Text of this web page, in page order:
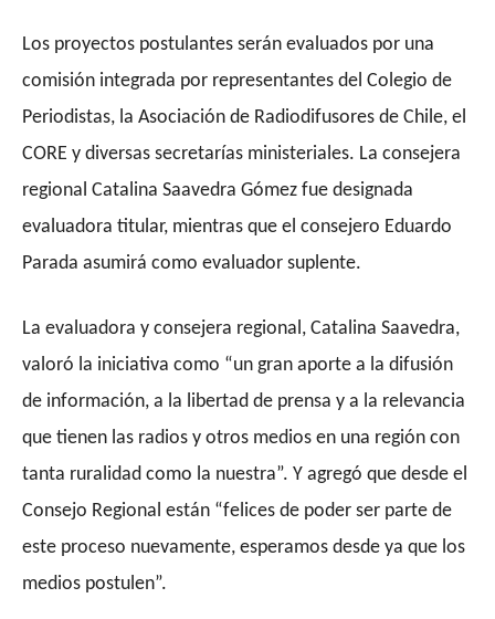
Los proyectos postulantes serán evaluados por una
comisión integrada por representantes del Colegio de
Periodistas, la Asociación de Radiodifusores de Chile, el
CORE y diversas secretarías ministeriales. La consejera
regional Catalina Saavedra Gómez fue designada
evaluadora titular, mientras que el consejero Eduardo
Parada asumirá como evaluador suplente.
La evaluadora y consejera regional, Catalina Saavedra,
valoró la iniciativa como “un gran aporte a la difusión
de información, a la libertad de prensa y a la relevancia
que tienen las radios y otros medios en una región con
tanta ruralidad como la nuestra”. Y agregó que desde el
Consejo Regional están “felices de poder ser parte de
este proceso nuevamente, esperamos desde ya que los
medios postulen”.